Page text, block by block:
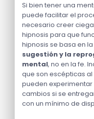
Si bien tener una
puede facilitar el
necesario creer
hipnosis para que
hipnosis se basa en
sugestión y la
mental, no en la fe.
que son escépticas
pueden
cambios si se
con un mínimo de